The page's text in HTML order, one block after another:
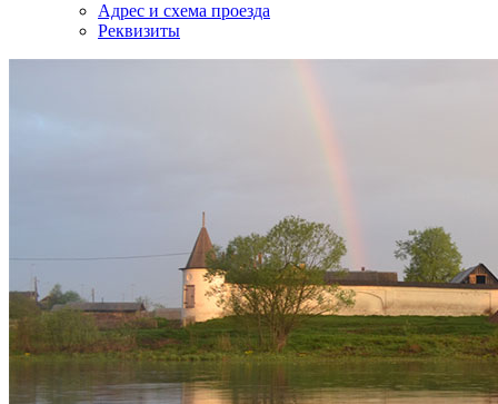
Адрес и схема проезда
Реквизиты